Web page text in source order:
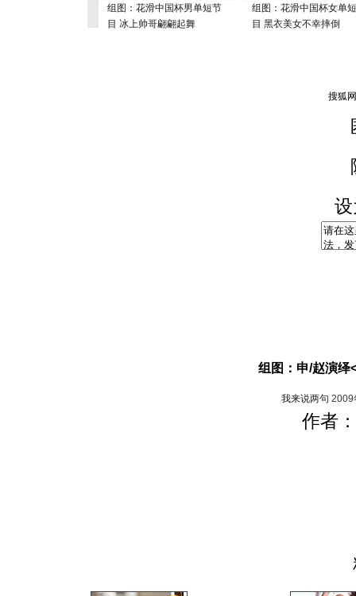
组图：花滑中国杯男单短节
目 冰上帅哥翩翩起舞
组图：花滑中国杯女单
目 黑衣美女不幸摔倒
组图：申/赵演绎
我来说两句 2009
作者